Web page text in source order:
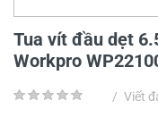
Tua vít đầu dẹt
Workpro
/ Viết